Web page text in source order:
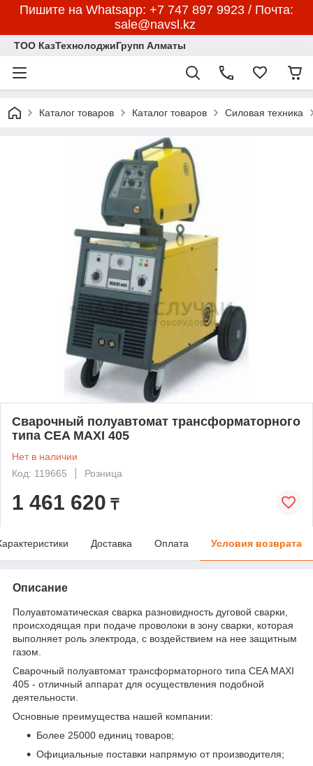
Пишите на Whatsapp: +7 747 897 9923 / Почта:
sale@navsl.kz
ТОО КазТехнолоджиГрупп Алматы
Каталог товаров Каталог товаров Силовая техника
Сварочный полуавтомат трансформаторного
типа CEA MAXI 405
Нет в наличии
Код: 119665
Розница
1 461 620 ₸
Доставка Оплата Условия возврата
Описание
Полуавтоматическая сварка разновидность дуговой сварки,
происходящая при подаче проволоки в зону сварки, которая
выполняет роль электрода, с воздействием на нее защитным
газом.
Сварочный полуавтомат трансформаторного типа CEA MAXI
405 - отличный аппарат для осуществления подобной
деятельности.
Основные преимущества нашей компании:
Более 25000 единиц товаров;
Официальные поставки напрямую от производителя;